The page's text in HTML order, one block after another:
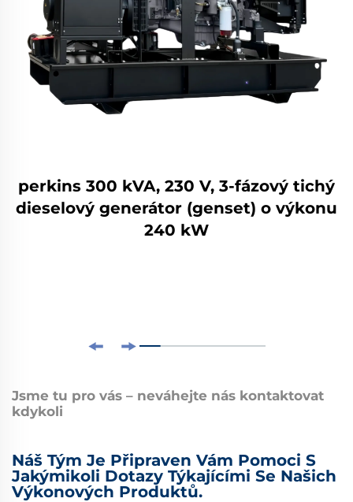
perkins 300 kVA, 230 V, 3-fázový tichý
dieselový generátor (genset) o výkonu
240 kW
Jsme tu pro vás – neváhejte nás kontaktovat
kdykoli
Náš Tým Je Připraven Vám Pomoci S
Jakýmikoli Dotazy Týkajícími Se Našich
Výkonových Produktů.